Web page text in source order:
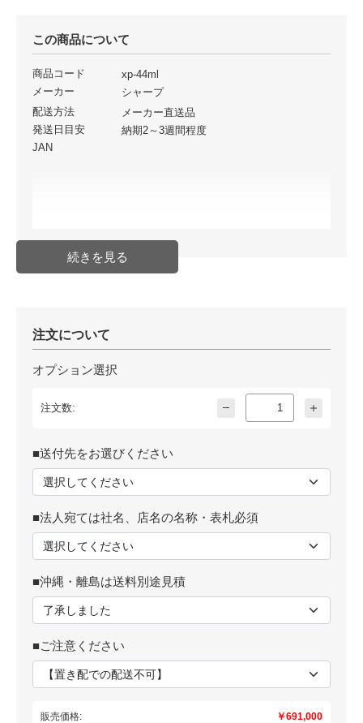
この商品について
商品コード
xp-44ml
メーカー
シャープ
配送方法
メーカー直送品
発送日目安
納期2～3週間程度
JAN
注文について
オプション選択
注文数:
■送付先をお選びください
■法人宛ては社名、店名の名称・表札必須
■沖縄・離島は送料別途見積
■ご注意ください
販売価格: ￥691,000